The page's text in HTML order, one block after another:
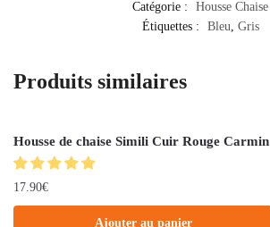
Catégorie :
Housse Chaise
Étiquettes :
Bleu, Gris
Produits similaires
Housse de chaise Simili Cuir Rouge Carmin
17.90€
Ajouter au panier